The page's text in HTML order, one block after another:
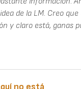
de la LM. Creo
y claro está, ganas